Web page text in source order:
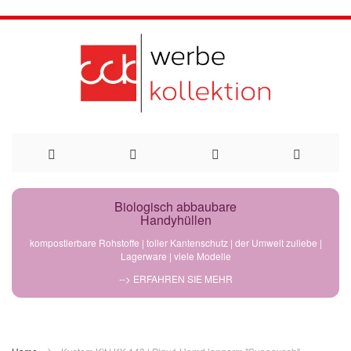
Direkt
Biologisch abbaubare
Handyhüllen
kompostierbare Rohstoffe | toller Kantenschutz | der Umwelt zuliebe |
Lagerware | viele Modelle
--> ERFAHREN SIE MEHR